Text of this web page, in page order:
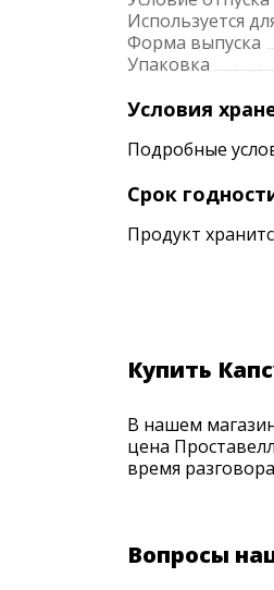
Используется
Форма выпуска
Упаковка
Условия
Подробные
Срок
Продукт
Купить
В нашем
цена
время
Вопросы